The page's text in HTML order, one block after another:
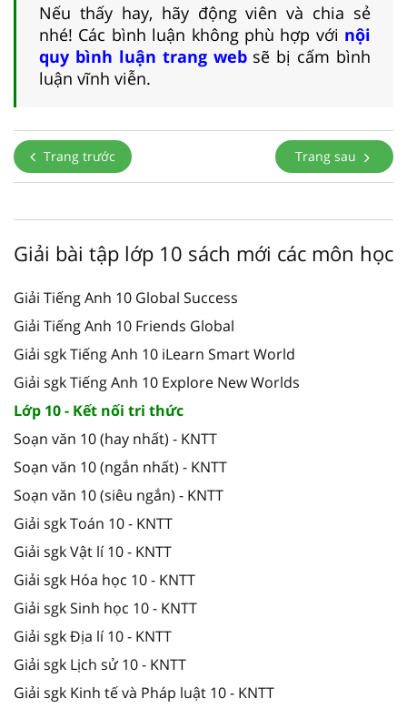
Nếu thấy hay, hãy động viên và chia sẻ
nhé! Các bình luận không phù hợp với nội
quy bình luận trang websẽ bị cấm bình
luận vĩnh viễn.
Trang trước Trang sau
Giải bài tập lớp 10 sách mới các môn học
Giải Tiếng Anh 10 Global Success
Giải Tiếng Anh 10 Friends Global
Giải sgk Tiếng Anh 10 iLearn Smart World
Giải sgk Tiếng Anh 10 Explore New Worlds
Lớp 10 - Kết nối tri thức
Soạn văn 10 (hay nhất) - KNTT
Soạn văn 10 (ngắn nhất) - KNTT
Soạn văn 10 (siêu ngắn) - KNTT
Giải sgk Toán 10 - KNTT
Giải sgk Vật lí 10 - KNTT
Giải sgk Hóa học 10 - KNTT
Giải sgk Sinh học 10 - KNTT
Giải sgk Địa lí 10 - KNTT
Giải sgk Lịch sử 10 - KNTT
Giải sgk Kinh tế và Pháp luật 10 - KNTT